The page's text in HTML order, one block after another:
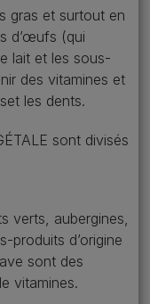
gras et surtout en
d’œufs (qui
lait et les sous-
des vitamines et
les dents.
sont divisés
verts, aubergines,
produits d’origine
sont des
vitamines.